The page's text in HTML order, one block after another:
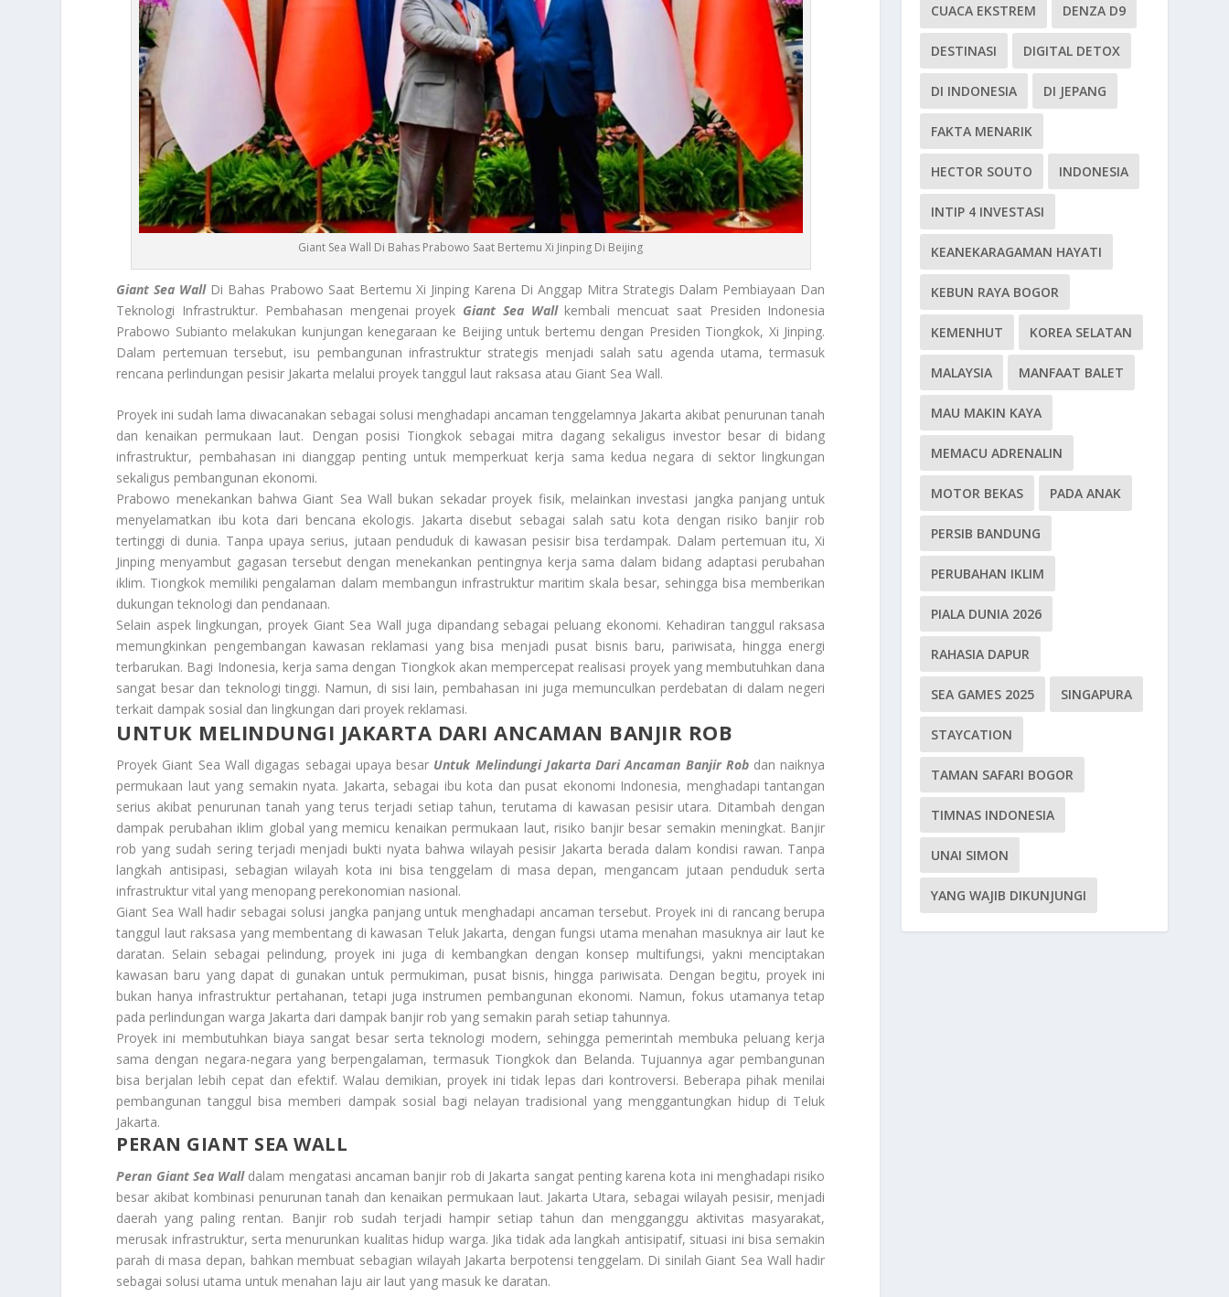
Giant Sea Wall Di Bahas Prabowo Saat Bertemu Xi Jinping Di Beijing
Giant Sea WallDi Bahas Prabowo Saat Bertemu Xi Jinping Karena Di Anggap Mitra Strategis Dalam Pembiayaan Dan
Teknologi Infrastruktur. Pembahasan mengenai proyek Giant Sea Wallkembali mencuat saat Presiden Indonesia
Prabowo Subianto melakukan kunjungan kenegaraan ke Beijing untuk bertemu dengan Presiden Tiongkok, Xi Jinping.
Dalam pertemuan tersebut, isu pembangunan infrastruktur strategis menjadi salah satu agenda utama, termasuk
rencana perlindungan pesisir Jakarta melalui proyek tanggul laut raksasa atau Giant Sea Wall.
Proyek ini sudah lama diwacanakan sebagai solusi menghadapi ancaman tenggelamnya Jakarta akibat penurunan tanah
dan kenaikan permukaan laut. Dengan posisi Tiongkok sebagai mitra dagang sekaligus investor besar di bidang
infrastruktur, pembahasan ini dianggap penting untuk memperkuat kerja sama kedua negara di sektor lingkungan
sekaligus pembangunan ekonomi.
Prabowo menekankan bahwa Giant Sea Wall bukan sekadar proyek fisik, melainkan investasi jangka panjang untuk
menyelamatkan ibu kota dari bencana ekologis. Jakarta disebut sebagai salah satu kota dengan risiko banjir rob
tertinggi di dunia. Tanpa upaya serius, jutaan penduduk di kawasan pesisir bisa terdampak. Dalam pertemuan itu, Xi
Jinping menyambut gagasan tersebut dengan menekankan pentingnya kerja sama dalam bidang adaptasi perubahan
iklim. Tiongkok memiliki pengalaman dalam membangun infrastruktur maritim skala besar, sehingga bisa memberikan
dukungan teknologi dan pendanaan.
Selain aspek lingkungan, proyek Giant Sea Wall juga dipandang sebagai peluang ekonomi. Kehadiran tanggul raksasa
memungkinkan pengembangan kawasan reklamasi yang bisa menjadi pusat bisnis baru, pariwisata, hingga energi
terbarukan. Bagi Indonesia, kerja sama dengan Tiongkok akan mempercepat realisasi proyek yang membutuhkan dana
sangat besar dan teknologi tinggi. Namun, di sisi lain, pembahasan ini juga memunculkan perdebatan di dalam negeri
terkait dampak sosial dan lingkungan dari proyek reklamasi.
UNTUK MELINDUNGI JAKARTA DARI ANCAMAN BANJIR ROB
Proyek Giant Sea Wall digagas sebagai upaya besar Untuk Melindungi Jakarta Dari Ancaman Banjir Robdan naiknya
permukaan laut yang semakin nyata. Jakarta, sebagai ibu kota dan pusat ekonomi Indonesia, menghadapi tantangan
serius akibat penurunan tanah yang terus terjadi setiap tahun, terutama di kawasan pesisir utara. Ditambah dengan
dampak perubahan iklim global yang memicu kenaikan permukaan laut, risiko banjir besar semakin meningkat. Banjir
rob yang sudah sering terjadi menjadi bukti nyata bahwa wilayah pesisir Jakarta berada dalam kondisi rawan. Tanpa
langkah antisipasi, sebagian wilayah kota ini bisa tenggelam di masa depan, mengancam jutaan penduduk serta
infrastruktur vital yang menopang perekonomian nasional.
Giant Sea Wall hadir sebagai solusi jangka panjang untuk menghadapi ancaman tersebut. Proyek ini di rancang berupa
tanggul laut raksasa yang membentang di kawasan Teluk Jakarta, dengan fungsi utama menahan masuknya air laut ke
daratan. Selain sebagai pelindung, proyek ini juga di kembangkan dengan konsep multifungsi, yakni menciptakan
kawasan baru yang dapat di gunakan untuk permukiman, pusat bisnis, hingga pariwisata. Dengan begitu, proyek ini
bukan hanya infrastruktur pertahanan, tetapi juga instrumen pembangunan ekonomi. Namun, fokus utamanya tetap
pada perlindungan warga Jakarta dari dampak banjir rob yang semakin parah setiap tahunnya.
Proyek ini membutuhkan biaya sangat besar serta teknologi modern, sehingga pemerintah membuka peluang kerja
sama dengan negara-negara yang berpengalaman, termasuk Tiongkok dan Belanda. Tujuannya agar pembangunan
bisa berjalan lebih cepat dan efektif. Walau demikian, proyek ini tidak lepas dari kontroversi. Beberapa pihak menilai
pembangunan tanggul bisa memberi dampak sosial bagi nelayan tradisional yang menggantungkan hidup di Teluk
Jakarta.
PERAN GIANT SEA WALL
Peran Giant Sea Walldalam mengatasi ancaman banjir rob di Jakarta sangat penting karena kota ini menghadapi risiko
besar akibat kombinasi penurunan tanah dan kenaikan permukaan laut. Jakarta Utara, sebagai wilayah pesisir, menjadi
daerah yang paling rentan. Banjir rob sudah terjadi hampir setiap tahun dan mengganggu aktivitas masyarakat,
merusak infrastruktur, serta menurunkan kualitas hidup warga. Jika tidak ada langkah antisipatif, situasi ini bisa semakin
parah di masa depan, bahkan membuat sebagian wilayah Jakarta berpotensi tenggelam. Di sinilah Giant Sea Wall hadir
sebagai solusi utama untuk menahan laju air laut yang masuk ke daratan.
CUACA EKSTREM DENZA D9
DESTINASI DIGITAL DETOX
DI INDONESIA DI JEPANG
FAKTA MENARIK
HECTOR SOUTO INDONESIA
INTIP 4 INVESTASI
KEANEKARAGAMAN HAYATI
KEBUN RAYA BOGOR
KEMENHUT KOREA SELATAN
MALAYSIA MANFAAT BALET
MAU MAKIN KAYA
MEMACU ADRENALIN
MOTOR BEKAS PADA ANAK
PERSIB BANDUNG
PERUBAHAN IKLIM
PIALA DUNIA 2026
RAHASIA DAPUR
SEA GAMES 2025 SINGAPURA
STAYCATION
TAMAN SAFARI BOGOR
TIMNAS INDONESIA
UNAI SIMON
YANG WAJIB DIKUNJUNGI